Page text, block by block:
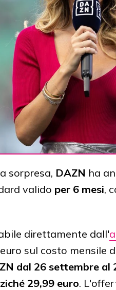
sorpresa, DAZN ha
valido per 6 mesi,
direttamente dall'
sul costo mensile
dal 26 settembre
29,99 euro.